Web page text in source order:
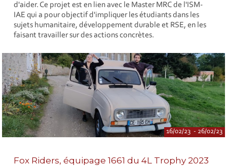
d'aider. Ce projet est en lien avec le Master MRC de l'ISM-
IAE qui a pour objectif d'impliquer les étudiants dans les
sujets humanitaire, développement durable et RSE, en les
faisant travailler sur des actions concrètes.
16/02/23 - 26/02/23
Fox Riders, équipage 1661 du 4L Trophy 2023